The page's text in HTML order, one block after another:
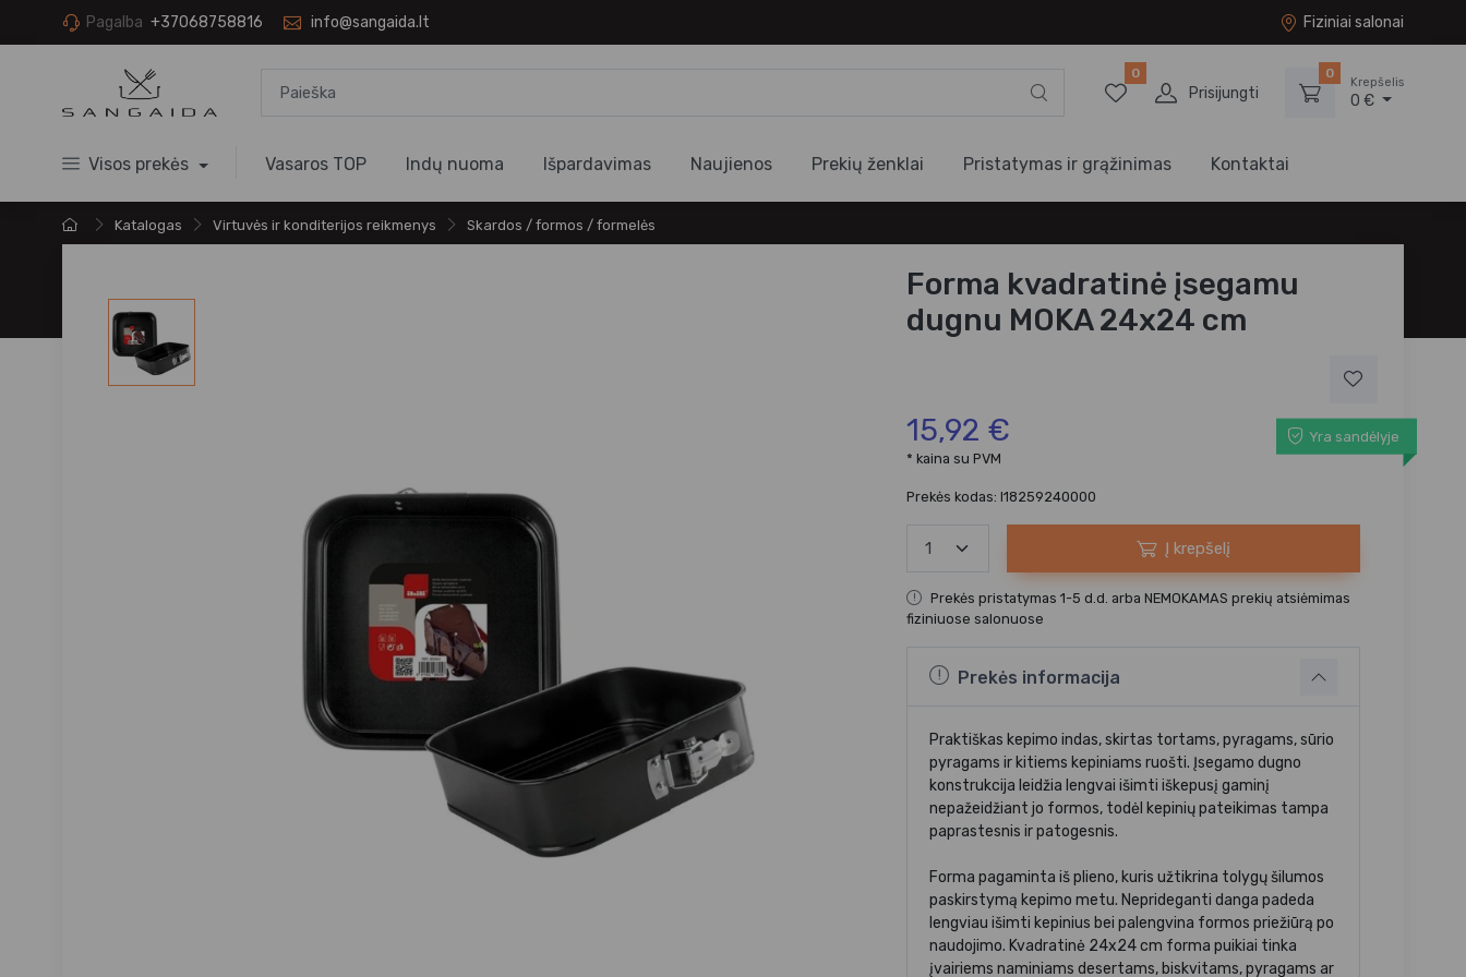
Pagalba +37068758816 info@sangaida.lt Fiziniai salonai
0
Prisijungti
0
Krepšelis
0 €
Visos prekės Vasaros TOP Indų nuoma Išpardavimas Naujienos Prekių ženklai Pristatymas ir grąžinimas Kontaktai
Katalogas Virtuvės ir konditerijos reikmenys Skardos / formos / formelės
Forma kvadratinė įsegamu
dugnu MOKA 24x24 cm
15,92 €
Yra sandėlyje
* kaina su PVM
Prekės kodas: I18259240000
Į krepšelį
Prekės pristatymas 1-5 d.d. arba NEMOKAMAS prekių atsiėmimas
fiziniuose salonuose
Prekės informacija
Praktiškas kepimo indas, skirtas tortams, pyragams, sūrio
pyragams ir kitiems kepiniams ruošti. Įsegamo dugno
konstrukcija leidžia lengvai išimti iškepusį gaminį
nepažeidžiant jo formos, todėl kepinių pateikimas tampa
paprastesnis ir patogesnis.
Forma pagaminta iš plieno, kuris užtikrina tolygų šilumos
paskirstymą kepimo metu. Neprideganti danga padeda
lengviau išimti kepinius bei palengvina formos priežiūrą po
naudojimo. Kvadratinė 24x24 cm forma puikiai tinka
įvairiems naminiams desertams, biskvitams, pyragams ar